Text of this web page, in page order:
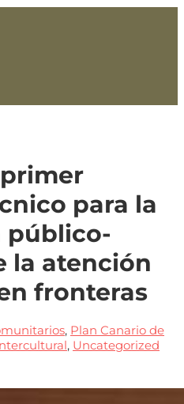
para la
público-
la atención
fronteras
, Plan Canario de
, Uncategorized